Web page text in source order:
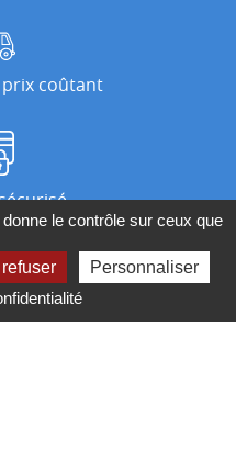
coûtant
le contrôle sur ceux que
Personnaliser